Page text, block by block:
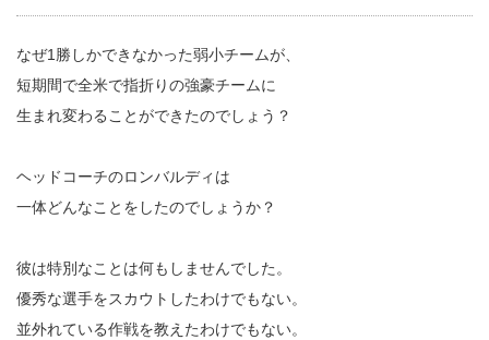
なぜ1勝しかできなかった弱小チームが、
短期間で全米で指折りの強豪チームに
生まれ変わることができたのでしょう？
ヘッドコーチのロンバルディは
一体どんなことをしたのでしょうか？
彼は特別なことは何もしませんでした。
優秀な選手をスカウトしたわけでもない。
並外れている作戦を教えたわけでもない。